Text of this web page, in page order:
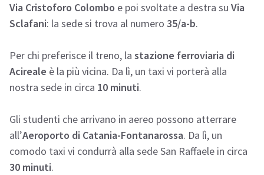
Via Cristoforo Colombo e poi svoltate a destra su Via
Sclafani: la sede si trova al numero 35/a-b.
Per chi preferisce il treno, la stazione ferroviaria di
Acireale è la più vicina. Da lì, un taxi vi porterà alla
nostra sede in circa 10 minuti.
Gli studenti che arrivano in aereo possono atterrare
all’Aeroporto di Catania-Fontanarossa. Da lì, un
comodo taxi vi condurrà alla sede San Raffaele in circa
30 minuti.